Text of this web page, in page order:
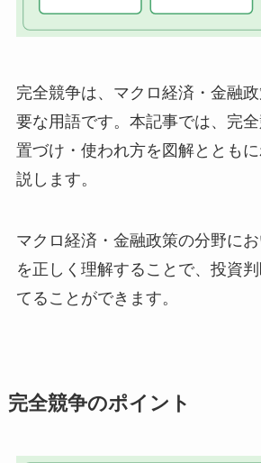
完全競争は、マクロ経済・金融
要な用語です。本記事では、完
置づけ・使われ方を図解ととも
説します。
マクロ経済・金融政策の分野に
を正しく理解することで、投資
てることができます。
完全競争のポイント